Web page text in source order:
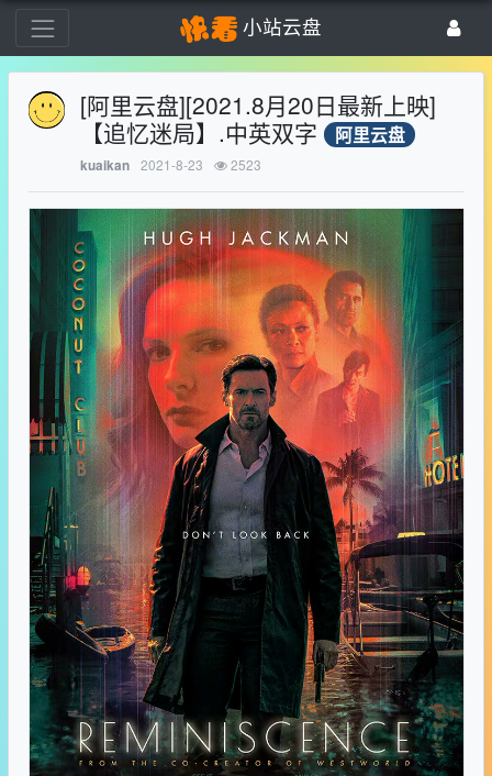
小站云盘
[阿里云盘][2021.8月20日最新上映]
【追忆迷局】.中英双字 阿里云盘
kuaikan 2021-8-23 2523